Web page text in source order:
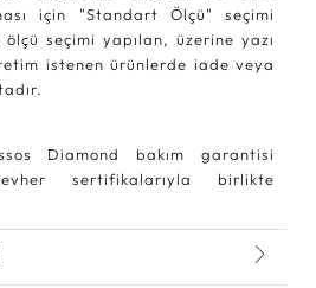
için "Standart Ölçü" seçimi
ölçü seçimi yapılan, üzerine yazı
istenen ürünlerde iade veya
Diamond bakım garantisi
sertifikalarıyla birlikte